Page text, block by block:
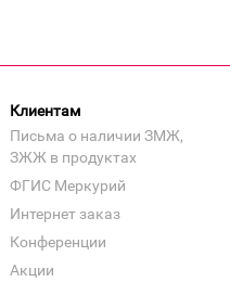
Клиентам
Письма о наличии ЗМЖ,
ЗЖЖ в продуктах
ФГИС Меркурий
Интернет заказ
Конференции
Акции